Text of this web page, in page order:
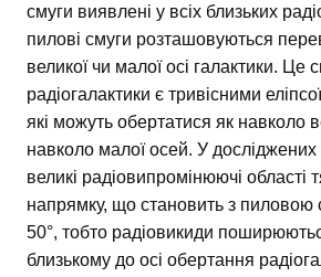
смуги виявлені у всіх близьких
пилові смуги розташовуються
великої чи малої осі галактики. Це
радіогалактики є тривісними
які можуть обертатися як навколо
навколо малої осей. У досліджених
великі радіовипромінюючі області
напрямку, що становить з пиловою
50°, тобто радіовикиди
близькому до осі обертання